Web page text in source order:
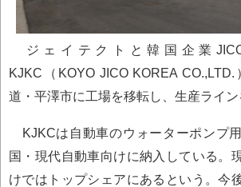
ジェイテクトと韓国企業
KJKC（KOYO JICO KOREA
道・平澤市に工場を移転し、生産ライン
KJKCは自動車のウォーターポンプ
国・現代自動車向けに納入している。
けではトップシェアにあるという。今